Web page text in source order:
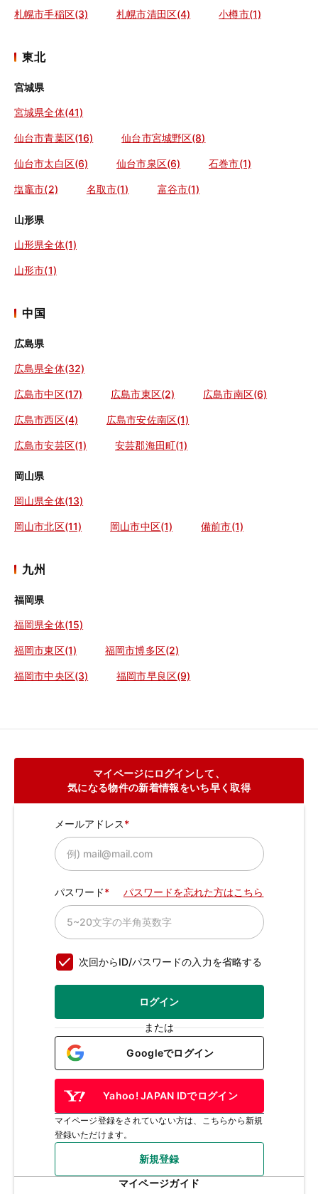
札幌市手稲区(3) 札幌市清田区(4) 小樽市(1)
東北
宮城県
宮城県全体(41)
仙台市青葉区(16) 仙台市宮城野区(8)
仙台市太白区(6) 仙台市泉区(6) 石巻市(1)
塩竈市(2) 名取市(1) 富谷市(1)
山形県
山形県全体(1)
山形市(1)
中国
広島県
広島県全体(32)
広島市中区(17) 広島市東区(2) 広島市南区(6)
広島市西区(4) 広島市安佐南区(1)
広島市安芸区(1) 安芸郡海田町(1)
岡山県
岡山県全体(13)
岡山市北区(11) 岡山市中区(1) 備前市(1)
九州
福岡県
福岡県全体(15)
福岡市東区(1) 福岡市博多区(2)
福岡市中央区(3) 福岡市早良区(9)
マイページにログインして、
気になる物件の新着情報をいち早く取得
メールアドレス
パスワード パスワードを忘れた方はこちら
次回からID/パスワードの入力を省略する
ログイン
または
Googleでログイン
Yahoo! JAPAN IDでログイン
マイページ登録をされていない方は、こちらから新規
登録いただけます。
新規登録
マイページガイド